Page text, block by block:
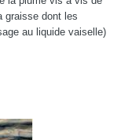
graisse dont les
au liquide vaiselle)